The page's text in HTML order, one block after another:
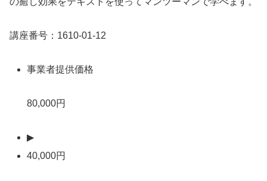
講座番号：1610-01-12
事業者提供価格
80,000円
▶
40,000円